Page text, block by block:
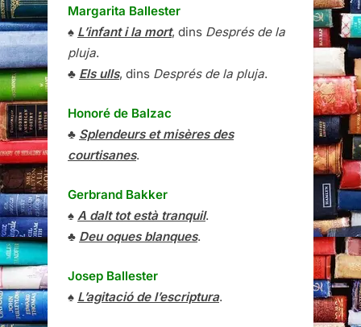
Margarita Ballester
♠ L’infant i la mort, dins Després de la
pluja.
♣ Els ulls, dins Després de la pluja.
Honoré de Balzac
♣ Splendeurs et misères des
courtisanes.
Gerbrand Bakker
♠ A dalt tot està tranquil.
♣ Deu oques blanques.
Josep Ballester
♠ L’agitació de l’escriptura.